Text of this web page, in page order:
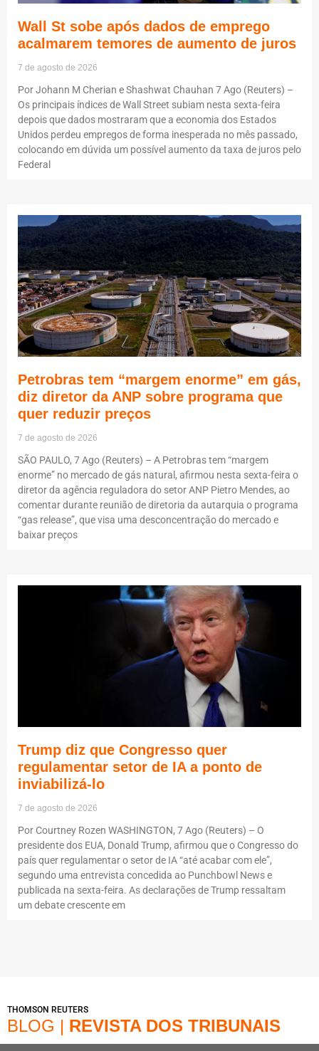
Wall St sobe após dados de emprego
acalmarem temores de aumento de juros
7 de agosto de 2026
Por Johann M Cherian e Shashwat Chauhan 7 Ago (Reuters) –
Os principais índices de Wall Street subiam nesta sexta-feira
depois que dados mostraram que a economia dos Estados
Unidos perdeu empregos de forma inesperada no mês passado,
colocando em dúvida um possível aumento da taxa de juros pelo
Federal
Petrobras tem “margem enorme” em gás,
diz diretor da ANP sobre programa que
quer reduzir preços
7 de agosto de 2026
SÃO PAULO, 7 Ago (Reuters) – A Petrobras tem “margem
enorme” no mercado de gás natural, afirmou nesta sexta-feira o
diretor da agência reguladora do setor ANP Pietro Mendes, ao
comentar durante reunião de diretoria da autarquia o programa
“gas release”, que visa uma desconcentração do mercado e
baixar preços
Trump diz que Congresso quer
regulamentar setor de IA a ponto de
inviabilizá-lo
7 de agosto de 2026
Por Courtney Rozen WASHINGTON, 7 Ago (Reuters) – O
presidente dos EUA, Donald Trump, afirmou que o Congresso do
país quer regulamentar o setor de IA “até acabar com ele”,
segundo uma entrevista concedida ao Punchbowl News e
publicada na sexta-feira. As declarações de Trump ressaltam
um debate crescente em
THOMSON REUTERS
BLOG | REVISTA DOS TRIBUNAIS